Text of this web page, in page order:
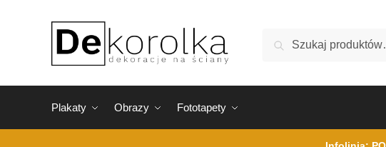
Szukaj
Plakaty Obrazy Fototapety